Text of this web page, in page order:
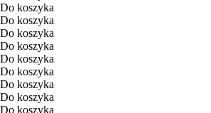
Do koszyka
Do koszyka
Do koszyka
Do koszyka
Do koszyka
Do koszyka
Do koszyka
Do koszyka
Do koszyka